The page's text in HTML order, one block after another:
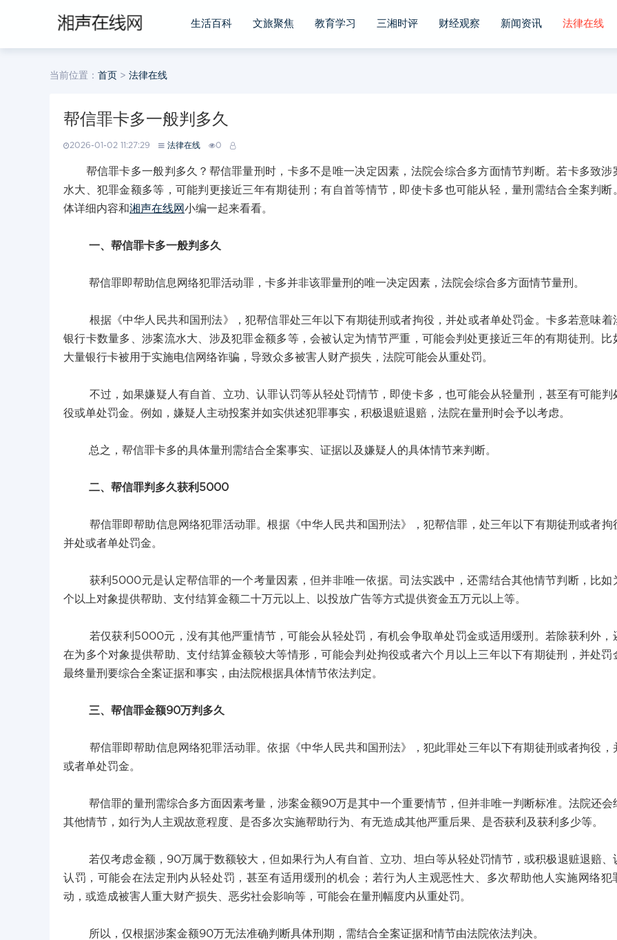
生活百科 文旅聚焦 教育学习 三湘时评 财经观察 新闻资讯 法律在线
当前位置： 首页 > 法律在线
帮信罪卡多一般判多久
2026-01-02 11:27:29 法律在线 0
帮信罪卡多一般判多久？帮信罪量刑时，卡多不是唯一决定因素，法院会综合多方面情节判断。若卡多致涉
水大、犯罪金额多等，可能判更接近三年有期徒刑；有自首等情节，即使卡多也可能从轻，量刑需结合全案判断
体详细内容和湘声在线网小编一起来看看。
一、帮信罪卡多一般判多久
帮信罪即帮助信息网络犯罪活动罪，卡多并非该罪量刑的唯一决定因素，法院会综合多方面情节量刑。
根据《中华人民共和国刑法》，犯帮信罪处三年以下有期徒刑或者拘役，并处或者单处罚金。卡多若意味着
银行卡数量多、涉案流水大、涉及犯罪金额多等，会被认定为情节严重，可能会判处更接近三年的有期徒刑。比
大量银行卡被用于实施电信网络诈骗，导致众多被害人财产损失，法院可能会从重处罚。
不过，如果嫌疑人有自首、立功、认罪认罚等从轻处罚情节，即使卡多，也可能会从轻量刑，甚至有可能判
役或单处罚金。例如，嫌疑人主动投案并如实供述犯罪事实，积极退赃退赔，法院在量刑时会予以考虑。
总之，帮信罪卡多的具体量刑需结合全案事实、证据以及嫌疑人的具体情节来判断。
二、帮信罪判多久获利5000
帮信罪即帮助信息网络犯罪活动罪。根据《中华人民共和国刑法》，犯帮信罪，处三年以下有期徒刑或者拘
并处或者单处罚金。
获利5000元是认定帮信罪的一个考量因素，但并非唯一依据。司法实践中，还需结合其他情节判断，比如
个以上对象提供帮助、支付结算金额二十万元以上、以投放广告等方式提供资金五万元以上等。
若仅获利5000元，没有其他严重情节，可能会从轻处罚，有机会争取单处罚金或适用缓刑。若除获利外，
在为多个对象提供帮助、支付结算金额较大等情形，可能会判处拘役或者六个月以上三年以下有期徒刑，并处罚
最终量刑要综合全案证据和事实，由法院根据具体情节依法判定。
三、帮信罪金额90万判多久
帮信罪即帮助信息网络犯罪活动罪。依据《中华人民共和国刑法》，犯此罪处三年以下有期徒刑或者拘役，
或者单处罚金。
帮信罪的量刑需综合多方面因素考量，涉案金额90万是其中一个重要情节，但并非唯一判断标准。法院还会
其他情节，如行为人主观故意程度、是否多次实施帮助行为、有无造成其他严重后果、是否获利及获利多少等。
若仅考虑金额，90万属于数额较大，但如果行为人有自首、立功、坦白等从轻处罚情节，或积极退赃退赔、
认罚，可能会在法定刑内从轻处罚，甚至有适用缓刑的机会；若行为人主观恶性大、多次帮助他人实施网络犯
动，或造成被害人重大财产损失、恶劣社会影响等，可能会在量刑幅度内从重处罚。
所以，仅根据涉案金额90万无法准确判断具体刑期，需结合全案证据和情节由法院依法判决。